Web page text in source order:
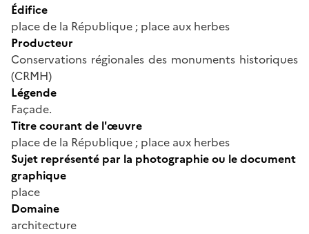
Édifice
place de la République ; place aux herbes
Producteur
Conservations régionales des monuments historiques
(CRMH)
Légende
Façade.
Titre courant de l'œuvre
place de la République ; place aux herbes
Sujet représenté par la photographie ou le document
graphique
place
Domaine
architecture